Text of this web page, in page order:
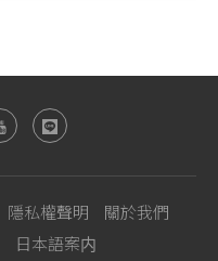
隱私權聲明
關於我們
日本語案内